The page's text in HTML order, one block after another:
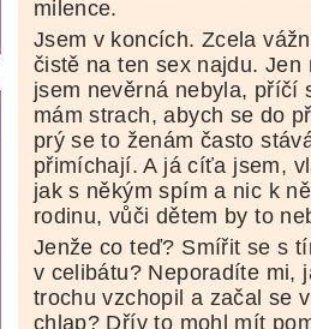
milence.
Jsem v koncích. Zcela
čistě na ten sex najdu.
jsem nevěrná nebyla, příčí
mám strach, abych se do
prý se to ženám často
přimíchají. A já cíťa jsem,
jak s někým spím a nic k
rodinu, vůči dětem by to
Jenže co teď? Smířit se s
v celibátu? Neporadíte mi,
trochu vzchopil a začal se
chlap? Dřív to mohl mít